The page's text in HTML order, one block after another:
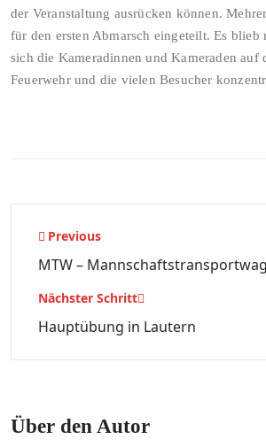
der Veranstaltung ausrücken können.
für den ersten Abmarsch eingeteilt. Es blieb
sich die Kameradinnen und Kameraden auf
Feuerwehr und die vielen Besucher
Beitragsnavigation
Previous
MTW –
Nächster Schritt
Hauptübung in Lautern
Über den Autor